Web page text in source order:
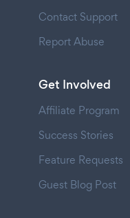
Contact Support
Report Abuse
Get Involved
Affiliate Program
Success Stories
Feature Requests
Guest Blog Post